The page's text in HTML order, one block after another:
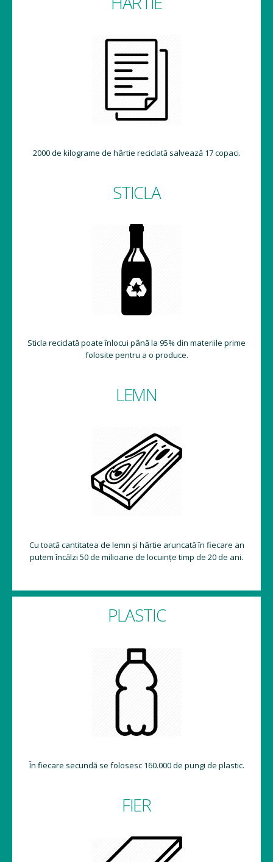
2000 de kilograme de hârtie reciclată salvează 17 copaci.
STICLA
Sticla reciclată poate înlocui până la 95% din materiile prime
folosite pentru a o produce.
LEMN
Cu toată cantitatea de lemn și hârtie aruncată în fiecare an
putem încălzi 50 de milioane de locuințe timp de 20 de ani.
PLASTIC
În fiecare secundă se folosesc 160.000 de pungi de plastic.
FIER